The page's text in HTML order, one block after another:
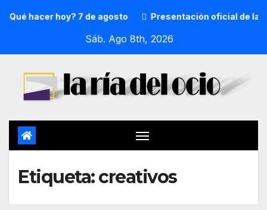
¿Qué hacer hoy? 7 de agosto Presentación oficial de la
Sáb. Ago 8th, 2026
Etiqueta:creativos